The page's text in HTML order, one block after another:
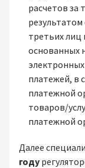
расчетов за
третьих лиц
основанных
платежей, в
платежной
товаров/
платежной
Далее
году